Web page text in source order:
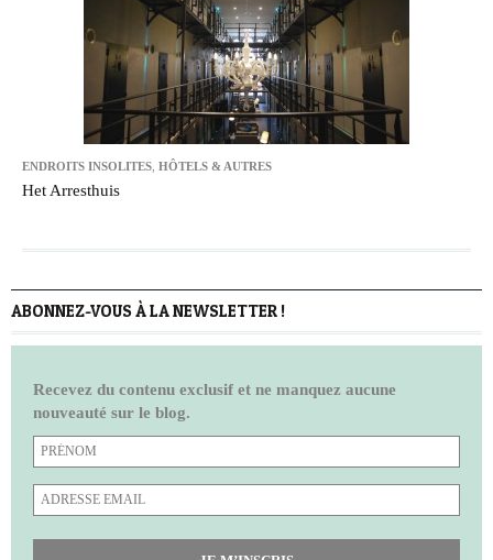
ENDROITS INSOLITES HÔTELS & AUTRES
Het Arresthuis
ABONNEZ-VOUS À LA NEWSLETTER !
Recevez du contenu exclusif et ne manquez aucune
nouveauté sur le blog.